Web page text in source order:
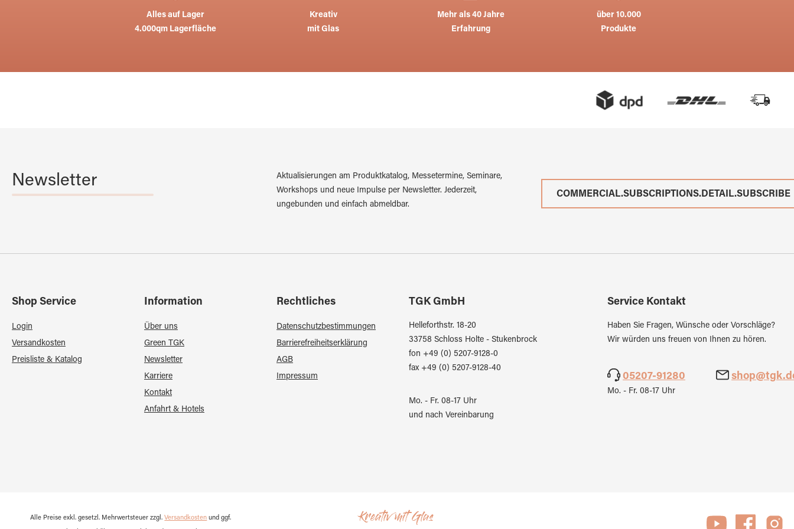
Alles auf Lager
4.000qm Lagerfläche
Kreativ
mit Glas
Mehr als 40 Jahre
Erfahrung
über 10.000
Produkte
Newsletter
Aktualisierungen am Produktkatalog, Messetermine, Seminare,
Workshops und neue Impulse per Newsletter. Jederzeit,
ungebunden und einfach abmeldbar.
COMMERCIAL.SUBSCRIPTIONS.DETAIL.SUBSCRIBE
Shop Service
Login
Versandkosten
Preisliste & Katalog
Information
Über uns
Green TGK
Newsletter
Karriere
Kontakt
Anfahrt & Hotels
Rechtliches
Datenschutzbestimmungen
Barrierefreiheitserklärung
AGB
Impressum
TGK GmbH
Helleforthstr. 18-20
33758 Schloss Holte - Stukenbrock
fon +49 (0) 5207-9128-0
fax +49 (0) 5207-9128-40
Mo. - Fr. 08-17 Uhr
und nach Vereinbarung
Service Kontakt
Haben Sie Fragen, Wünsche oder Vorschläge?
Wir würden uns freuen von Ihnen zu hören.
05207-91280
Mo. - Fr. 08-17 Uhr
Alle Preise exkl. gesetzl. Mehrwertsteuer zzgl. Versandkosten und ggf. Kreativ mit Glas